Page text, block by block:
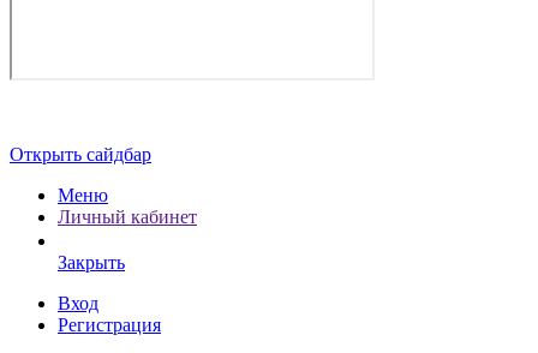
Открыть сайдбар
Меню
Личный кабинет
Закрыть
Вход
Регистрация